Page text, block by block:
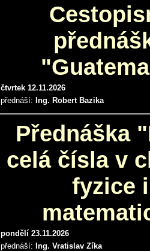
čtvrtek 12.11.2026
přednáší: Ing. Robert Bazika
Přednáška
celá čísla v
fyzice i
pondělí 23.11.2026
přednáší: Ing. Vratislav Zíka